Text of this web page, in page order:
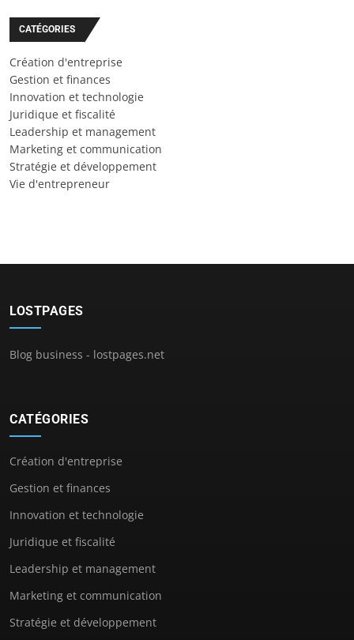
CATÉGORIES
Création d'entreprise
Gestion et finances
Innovation et technologie
Juridique et fiscalité
Leadership et management
Marketing et communication
Stratégie et développement
Vie d'entrepreneur
LOSTPAGES
Blog business - lostpages.net
CATÉGORIES
Création d'entreprise
Gestion et finances
Innovation et technologie
Juridique et fiscalité
Leadership et management
Marketing et communication
Stratégie et développement